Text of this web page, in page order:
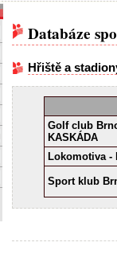
Databáze
Hřiště a
Golf club
KASKÁDA
Lokomotiva -
Sport klub